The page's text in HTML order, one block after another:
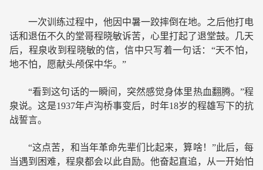
一次训练过程中，他因中暑一跤摔倒在地。之后他打电
话和退伍不久的堂哥程晓敏诉苦，心里打起了退堂鼓。几天
后，程泉收到程晓敏的信，信中只写着一句话：“天不怕，
地不怕，愿献头颅保中华。”
“看到这句话的一瞬间，突然感觉身体里热血翻腾。”程
泉说。这是1937年卢沟桥事变后，时年18岁的程雄写下的抗
战誓言。
“这点苦，和当年革命先辈们比起来，算啥！”此后，每
当遇到困难，程泉都会以此自励。他奋起直追，从一开始怕